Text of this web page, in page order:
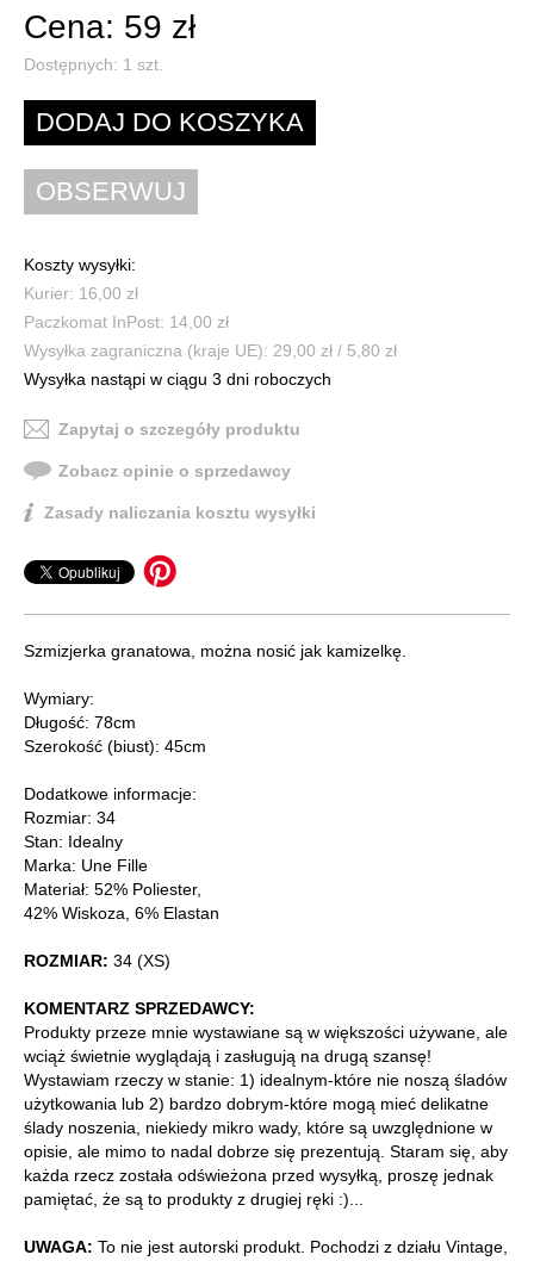
Cena: 59 zł
Dostępnych: 1 szt.
Koszty wysyłki:
Kurier: 16,00 zł
Paczkomat InPost: 14,00 zł
Wysyłka zagraniczna (kraje UE): 29,00 zł / 5,80 zł
Wysyłka nastąpi w ciągu 3 dni roboczych
Zapytaj o szczegóły produktu
Zobacz opinie o sprzedawcy
Zasady naliczania kosztu wysyłki
Szmizjerka granatowa, można nosić jak kamizelkę.
Wymiary:
Długość: 78cm
Szerokość (biust): 45cm
Dodatkowe informacje:
Rozmiar: 34
Stan: Idealny
Marka: Une Fille
Materiał: 52% Poliester,
42% Wiskoza, 6% Elastan
ROZMIAR: 34 (XS)
KOMENTARZ SPRZEDAWCY:
Produkty przeze mnie wystawiane są w większości używane, ale
wciąż świetnie wyglądają i zasługują na drugą szansę!
Wystawiam rzeczy w stanie: 1) idealnym-które nie noszą śladów
użytkowania lub 2) bardzo dobrym-które mogą mieć delikatne
ślady noszenia, niekiedy mikro wady, które są uwzględnione w
opisie, ale mimo to nadal dobrze się prezentują. Staram się, aby
każda rzecz została odświeżona przed wysyłką, proszę jednak
pamiętać, że są to produkty z drugiej ręki :)...
UWAGA: To nie jest autorski produkt. Pochodzi z działu Vintage,